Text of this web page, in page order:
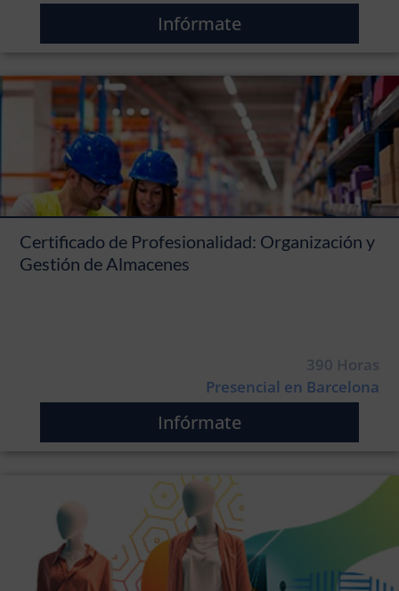
Infórmate
Certificado de Profesionalidad: Organización y
Gestión de Almacenes
390 Horas
Presencial en Barcelona
Infórmate